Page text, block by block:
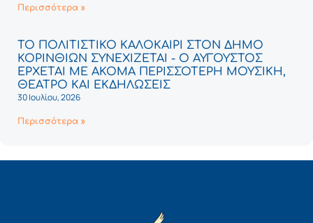
Περισσότερα »
ΤΟ ΠΟΛΙΤΙΣΤΙΚΟ ΚΑΛΟΚΑΙΡΙ ΣΤΟΝ ΔΗΜΟ
ΚΟΡΙΝΘΙΩΝ ΣΥΝΕΧΙΖΕΤΑΙ - Ο ΑΥΓΟΥΣΤΟΣ
ΕΡΧΕΤΑΙ ΜΕ ΑΚΟΜΑ ΠΕΡΙΣΣΟΤΕΡΗ ΜΟΥΣΙΚΗ,
ΘΕΑΤΡΟ ΚΑΙ ΕΚΔΗΛΩΣΕΙΣ
30 Ιουλίου, 2026
Περισσότερα »